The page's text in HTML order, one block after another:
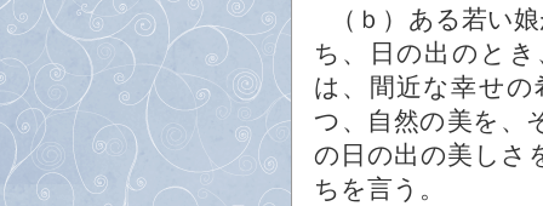
（ｂ）ある若い
ち、日の出のと
は、間近な幸せ
つ、自然の美を、
の日の出の美しさ
ちを言う。